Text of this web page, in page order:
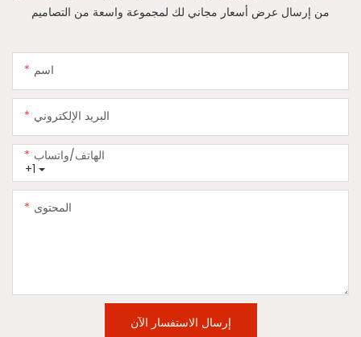
من إرسال عرض أسعار مجاني لك لمجموعة واسعة من التصاميم
اسم
البريد الإلكتروني
+1
الهاتف/واتساب
المحتوى
إرسال الاستفسار الآن